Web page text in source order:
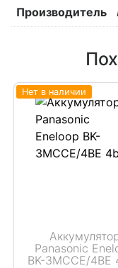
Производитель
Нет в наличии
Panasonic
BK-3MCCE/4BE